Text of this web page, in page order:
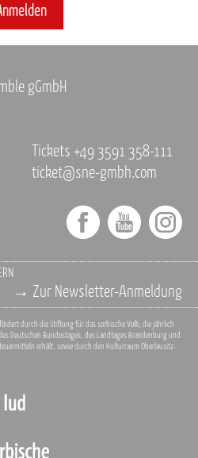
gGmbH
Tickets +49 3591 358-111
ticket@sne-gmbh.com
→ Zur Newsletter-Anmeldung
durch die Stiftung für das sorbische Volk, die jährlich
Deutschen Bundestages, des Landtages Brandenburg und
erhält, sowie durch den Kulturraum Oberlausitz-